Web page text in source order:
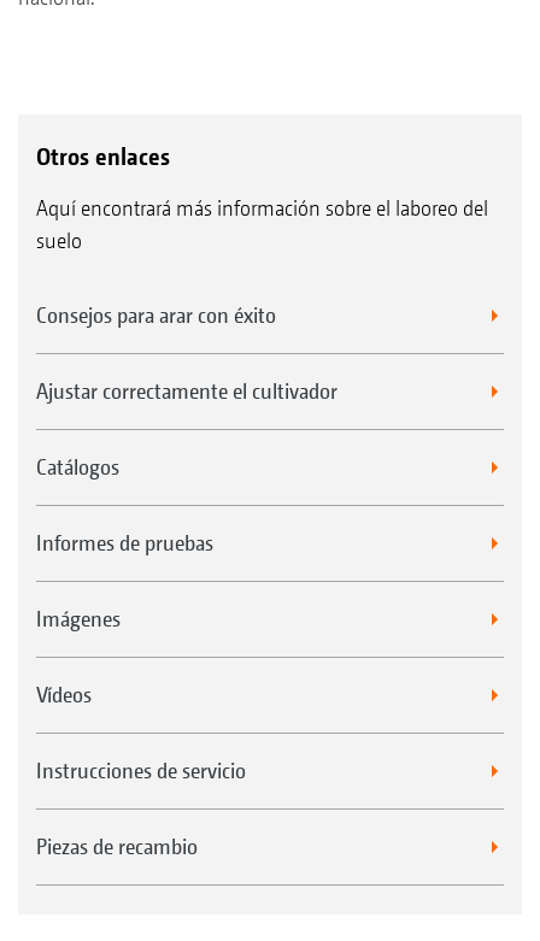
Otros enlaces
Aquí encontrará más información sobre el laboreo del
suelo
Consejos para arar con éxito
Ajustar correctamente el cultivador
Catálogos
Informes de pruebas
Imágenes
Vídeos
Instrucciones de servicio
Piezas de recambio